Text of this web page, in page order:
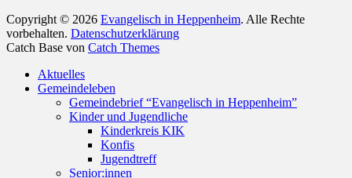
Copyright © 2026 Evangelisch in Heppenheim. Alle Rechte
vorbehalten. Datenschutzerklärung
Catch Base von Catch Themes
oben
scrollen
Aktuelles
Gemeindeleben
Gemeindebrief “Evangelisch in Heppenheim”
Kinder und Jugendliche
Kinderkreis KIK
Konfis
Jugendtreff
Senior:innen